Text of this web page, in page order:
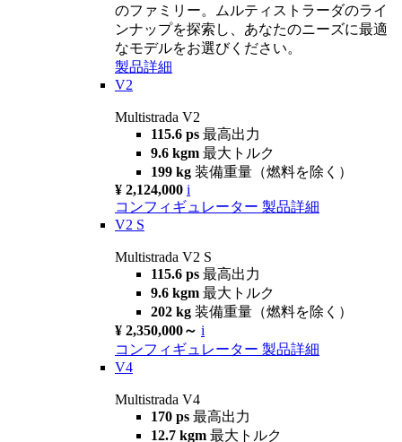
のファミリー。ムルティストラーダのライ
ンナップを探索し、あなたのニーズに最適
なモデルをお選びください。
製品詳細
V2
Multistrada V2
115.6 ps 最高出力
9.6 kgm 最大トルク
199 kg 装備重量（燃料を除く）
¥ 2,124,000 i
コンフィギュレーター 製品詳細
V2 S
Multistrada V2 S
115.6 ps 最高出力
9.6 kgm 最大トルク
202 kg 装備重量（燃料を除く）
¥ 2,350,000～ i
コンフィギュレーター 製品詳細
V4
Multistrada V4
170 ps 最高出力
12.7 kgm 最大トルク